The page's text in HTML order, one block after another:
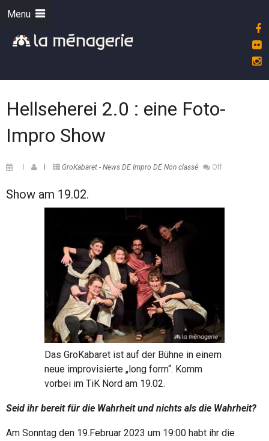
Menu
Hellseherei 2.0 : eine Foto-
Impro Show
GroKabaret - News DE Impro DE Non classé Off
Show am 19.02.
Das GroKabaret ist auf der Bühne in einem
neue improvisierte „long form“. Komm
vorbei im TiK Nord am 19.02.
Seid ihr bereit für die Wahrheit und nichts als die Wahrheit?
Am Sonntag den 19.Februar 2023 um 19:00 habt ihr die